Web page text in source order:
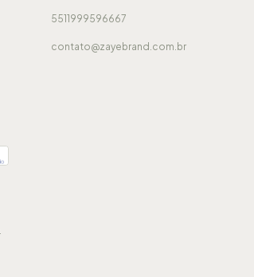
5511999596667
contato@zayebrand.com.br